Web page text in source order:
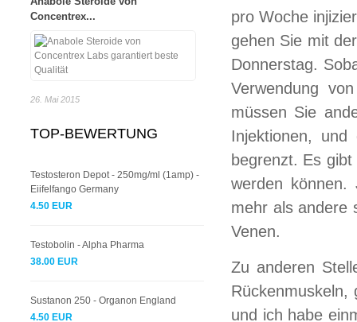
pro Woche
gehen Sie mit
Donnerstag.
Verwendung
müssen Sie
Injektionen,
begrenzt. Es
werden
mehr als andere
Venen.
Zu anderen
Rückenmuskeln,
und ich habe
Concentrex...
26. Mai 2015
TOP-BEWERTUNG
Testosteron Depot - 250mg/ml (1amp) -
Eiifelfango Germany
4.50 EUR
Testobolin - Alpha Pharma
38.00 EUR
Sustanon 250 - Organon England
4.50 EUR